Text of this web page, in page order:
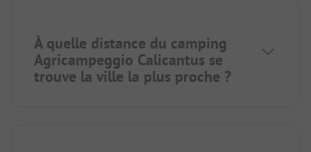
À quelle distance du camping
Agricampeggio Calicantus se
trouve la ville la plus proche ?